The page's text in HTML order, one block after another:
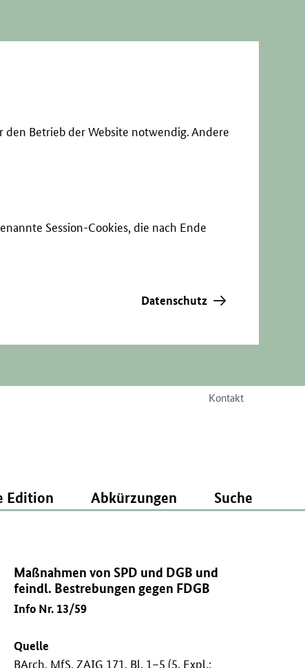
Betrieb der Website notwendig. Andere
Session-Cookies, die nach Ende
Datenschutz
Kontakt
Edition Abkürzungen Suche
Maßnahmen von SPD und DGB und
feindl. Bestrebungen gegen FDGB
Info Nr. 13/59
Quelle
BArch, MfS,ZAIG 171, Bl. 1–5 (5. Expl.: